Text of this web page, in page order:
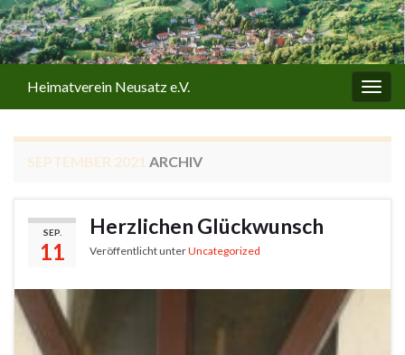
Heimatverein Neusatz e.V.
SEPTEMBER 2021 ARCHIV
SEP.
11
Herzlichen Glückwunsch
Veröffentlicht unterUncategorized